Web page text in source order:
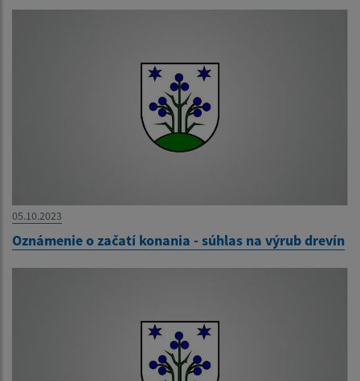
05.10.2023
Oznámenie o začatí konania - súhlas na výrub drevín